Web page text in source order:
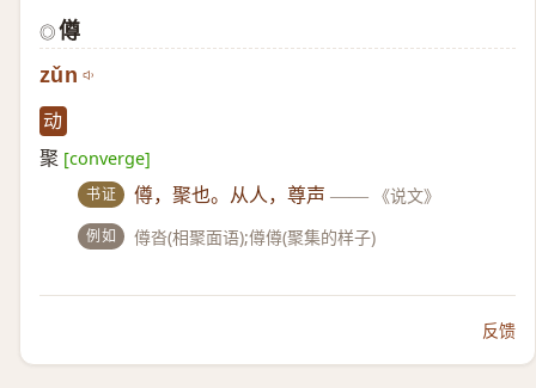
◎ 僔
zǔn
动
聚 [converge]
书证 僔，聚也。从人，尊声 —— 《说文》
例如 僔沓(相聚面语);僔僔(聚集的样子)
反馈